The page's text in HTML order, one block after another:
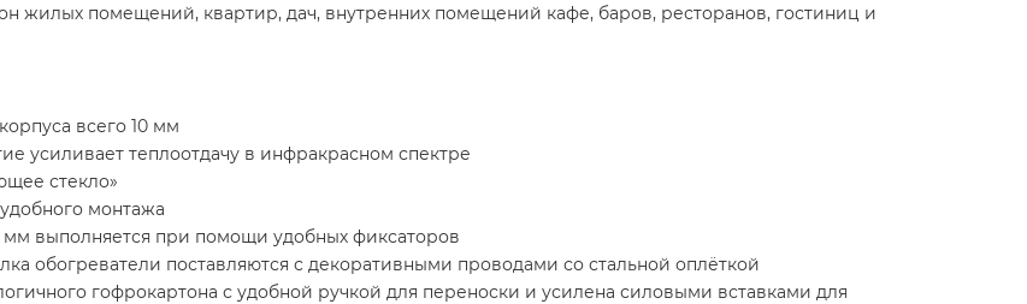
жилых помещений, квартир, дач, внутренних помещений кафе, баров, ресторанов, гостиниц и
всего 10 мм
усиливает теплоотдачу в инфракрасном спектре
стекло»
монтажа
мм выполняется при помощи удобных фиксаторов
обогреватели поставляются с декоративными проводами со стальной оплёткой
гофрокартона с удобной ручкой для переноски и усилена силовыми вставками для